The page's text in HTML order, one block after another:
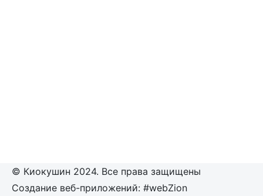
© Киокушин 2024. Все права защищены
Создание веб-приложений: #webZion